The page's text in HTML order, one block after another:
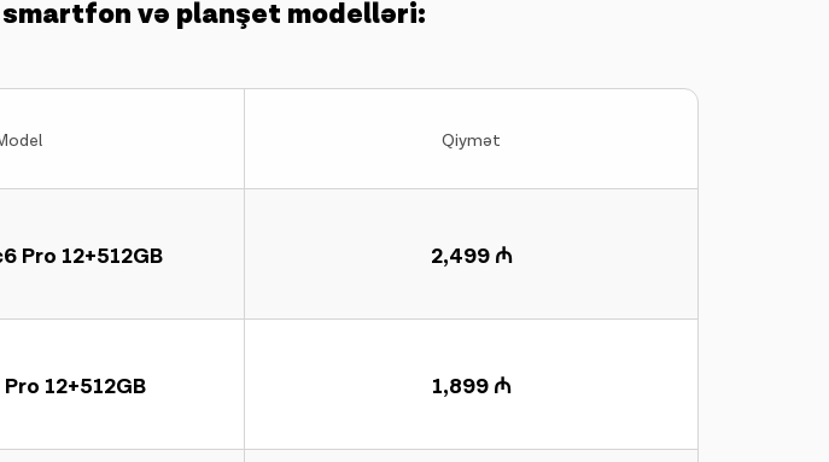
və planşet modelləri:
Qiymət
Pro 12+512GB 2,499 ₼
12+512GB 1,899 ₼